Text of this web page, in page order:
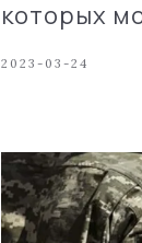
которых
2023-03-24